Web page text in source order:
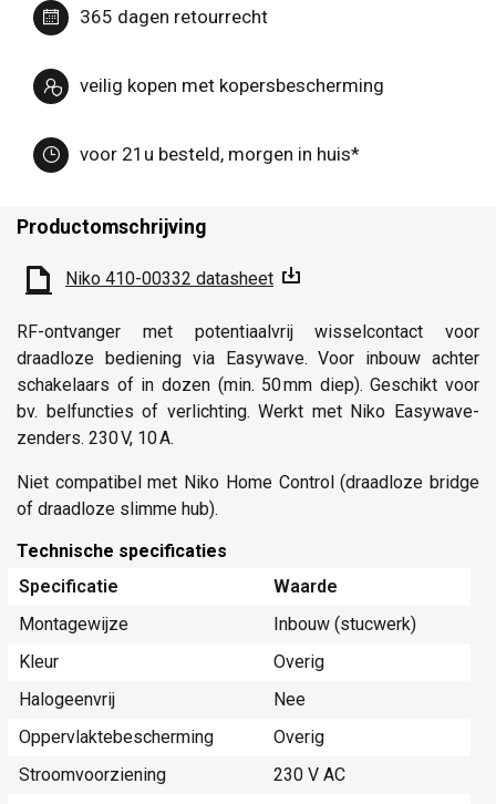
365 dagen retourrecht
veilig kopen met kopersbescherming
voor 21u besteld, morgen in huis*
Productomschrijving
Niko 410-00332 datasheet
RF-ontvanger met potentiaalvrij wisselcontact voor
draadloze bediening via Easywave. Voor inbouw achter
schakelaars of in dozen (min. 50 mm diep). Geschikt voor
bv. belfuncties of verlichting. Werkt met Niko Easywave-
zenders. 230 V, 10 A.
Niet compatibel met Niko Home Control (draadloze bridge
of draadloze slimme hub).
Technische specificaties
Specificatie
Waarde
Montagewijze
Inbouw (stucwerk)
Kleur
Overig
Halogeenvrij
Nee
Oppervlaktebescherming
Overig
Stroomvoorziening
230 V AC